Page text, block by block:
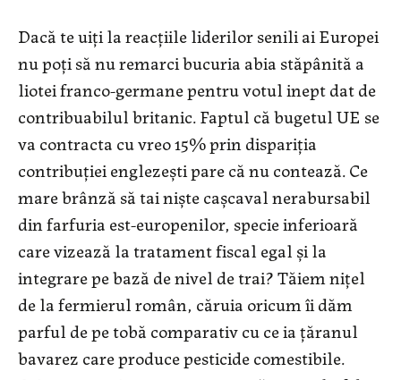
Dacă te uiți la reacțiile liderilor senili ai Europei
nu poți să nu remarci bucuria abia stăpânită a
liotei franco-germane pentru votul inept dat de
contribuabilul britanic. Faptul că bugetul UE se
va contracta cu vreo 15% prin dispariția
contribuției englezești pare că nu contează. Ce
mare brânză să tai niște cașcaval nerabursabil
din farfuria est-europenilor, specie inferioară
care vizează la tratament fiscal egal și la
integrare pe bază de nivel de trai? Tăiem nițel
de la fermierul român, căruia oricum îi dăm
parful de pe tobă comparativ cu ce ia țăranul
bavarez care produce pesticide comestibile.